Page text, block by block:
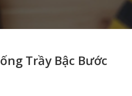
Trầy Bậc Bước